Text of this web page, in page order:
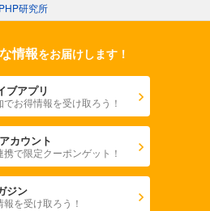
PHP研究所
情報をお届けします！
ブアプリ
お得情報を受け取ろう！
カウント
で限定クーポンゲット！
ジン
を受け取ろう！